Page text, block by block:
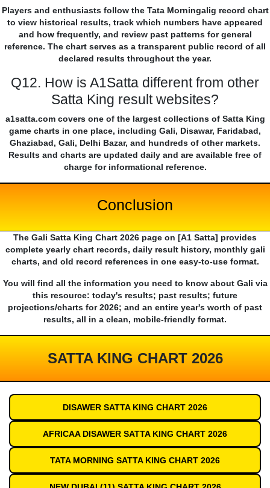
Players and enthusiasts follow the Tata Morningalig record chart
to view historical results, track which numbers have appeared
and how frequently, and review past patterns for general
reference. The chart serves as a transparent public record of all
declared results throughout the year.
Q12. How is A1Satta different from other
Satta King result websites?
a1satta.com covers one of the largest collections of Satta King
game charts in one place, including Gali, Disawar, Faridabad,
Ghaziabad, Gali, Delhi Bazar, and hundreds of other markets.
Results and charts are updated daily and are available free of
charge for informational reference.
Conclusion
The Gali Satta King Chart 2026 page on [A1 Satta] provides
complete yearly chart records, daily result history, monthly gali
charts, and old record references in one easy-to-use format.
You will find all the information you need to know about Gali via
this resource: today's results; past results; future
projections/charts for 2026; and an entire year's worth of past
results, all in a clean, mobile-friendly format.
SATTA KING CHART 2026
DISAWER SATTA KING CHART 2026
AFRICAA DISAWER SATTA KING CHART 2026
TATA MORNING SATTA KING CHART 2026